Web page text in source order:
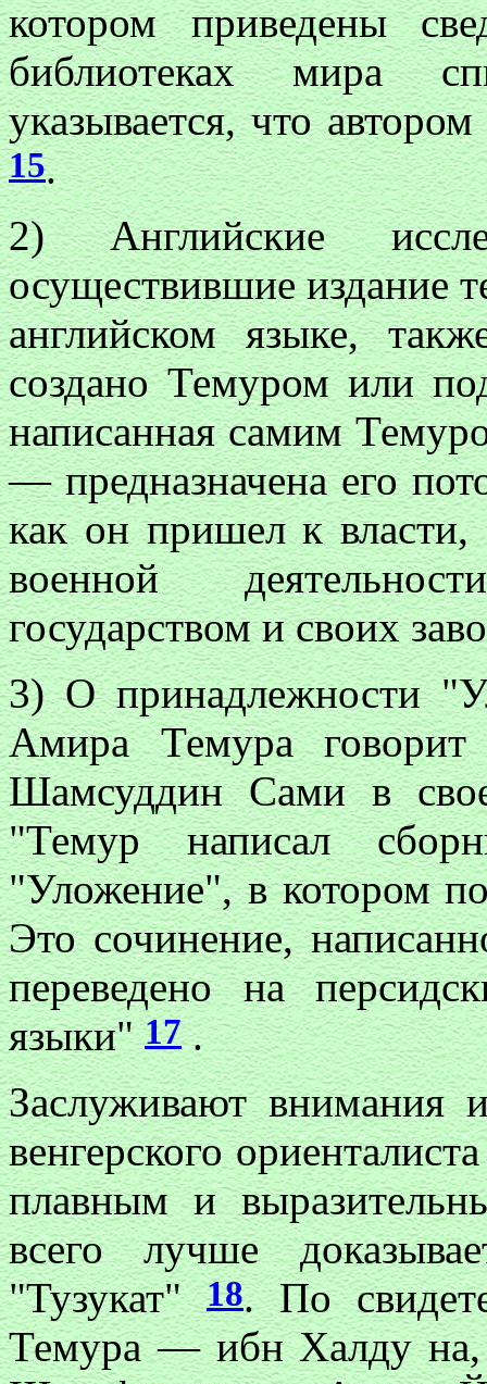
котором приведены
библиотеках мира
указывается, что
15.
2) Английские
осуществившие издание
английском языке,
создано Темуром или
написанная самим
— предназначена его
как он пришел к власти,
военной
государством и своих
3) О принадлежности
Амира Темура
Шамсуддин Сами в
"Темур написал
"Уложение", в котором
Это сочинение,
переведено на
языки"17.
Заслуживают внимания
венгерского
плавным и
всего лучше
"Тузукат"18. По
Темура — ибн Халду